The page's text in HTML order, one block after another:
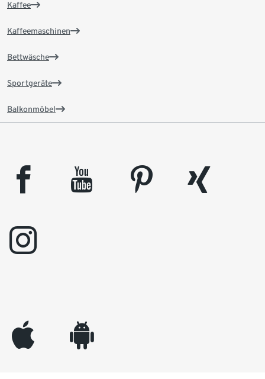
Kaffee
Kaffeemaschinen
Bettwäsche
Sportgeräte
Balkonmöbel
facebook youtube pinterest
xing
instagram
appleinc android